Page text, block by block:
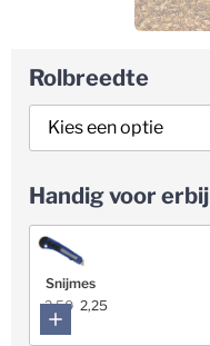
Rolbreedte
Handig voor erbij
Snijmes
2,50 2,25